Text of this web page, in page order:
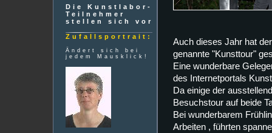
Die Kunstlabor-
Teilnehmer
stellen sich vor
Zufallsportrait:
Ändert sich bei
jedem Mausklick!
Auch dieses Jahr hat
genannte "Kunsttour"
Eine wunderbare
des Internetportals
Da einige der
Besuchstour auf beide
Bei wunderbarem
Arbeiten , führten